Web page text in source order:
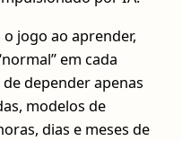
jogo ao aprender,
em cada
depender apenas
modelos de
dias e meses de